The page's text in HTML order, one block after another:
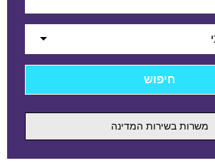
משרות בשירות המדינה